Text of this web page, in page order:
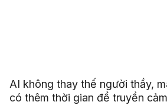
AI không thay thế người thầy,
có thêm thời gian để truyền